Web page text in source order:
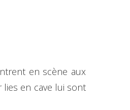
en scène aux
en cave lui sont